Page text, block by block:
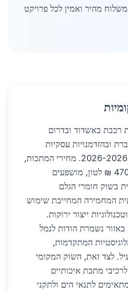
מהיר ואמין לכל פרויקט
רכבת באשדוד ובדרום
ובהזדמנויות עסקיות
משמעותיות לשנים 2026-2026. מחירי המתכות,
עם ממוצע של כ-4700 ₪ לטון, מושפעים
בשוק חומרי הגלם
המחמירה המחייבת שימוש
ייצור ירוקות.
נשמרת הודות לנמל
המתקדמות,
לצד זאת, השוק המקומי
מתכת איכותיים
לתנאי הים ולתקני